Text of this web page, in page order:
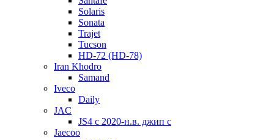
Solaris
Sonata
Trajet
Tucson
HD-72 (HD-78)
Iran Khodro
Samand
Iveco
Daily
JAC
JS4 с 2020-н.в. джип с
Jaecoo